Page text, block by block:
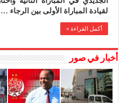
لقيادة المباراة الأولى بين الرجاء …
أكمل القراءة »
أخبار في صور